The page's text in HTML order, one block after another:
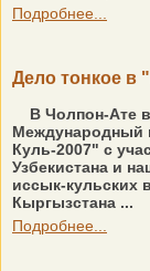
Подробнее...
Дело тонкое в
В Чолпон-Ате
Международный
Куль-2007" с
Узбекистана и
иссык-кульских
Кыргызстана ...
Подробнее...